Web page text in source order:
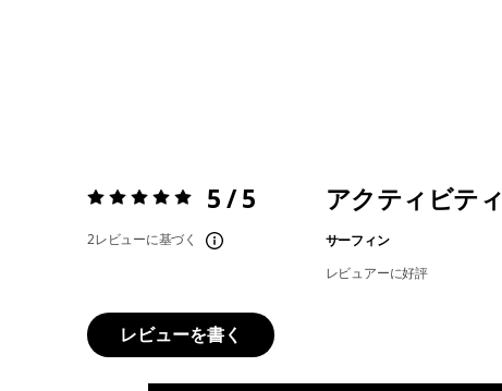
評価:5 / 5 5 / 5
2レビューに基づく
アクティビティ
サーフィン
レビュアーに好評
レビューを書く